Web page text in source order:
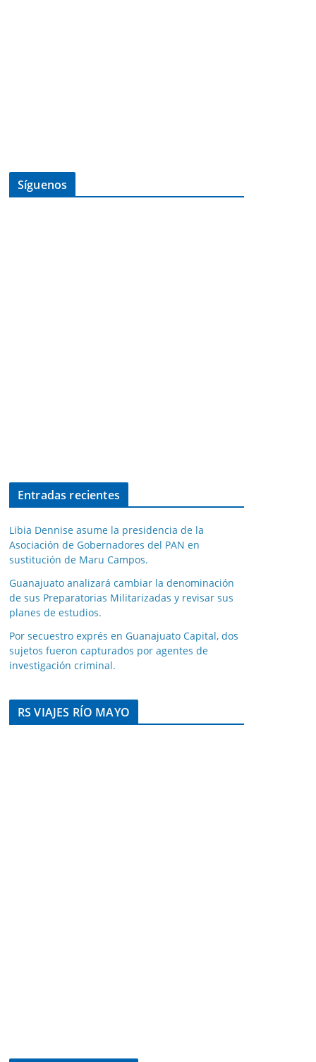
Síguenos
Entradas recientes
Libia Dennise asume la presidencia de la
Asociación de Gobernadores del PAN en
sustitución de Maru Campos.
Guanajuato analizará cambiar la denominación
de sus Preparatorias Militarizadas y revisar sus
planes de estudios.
Por secuestro exprés en Guanajuato Capital, dos
sujetos fueron capturados por agentes de
investigación criminal.
RS VIAJES RÍO MAYO